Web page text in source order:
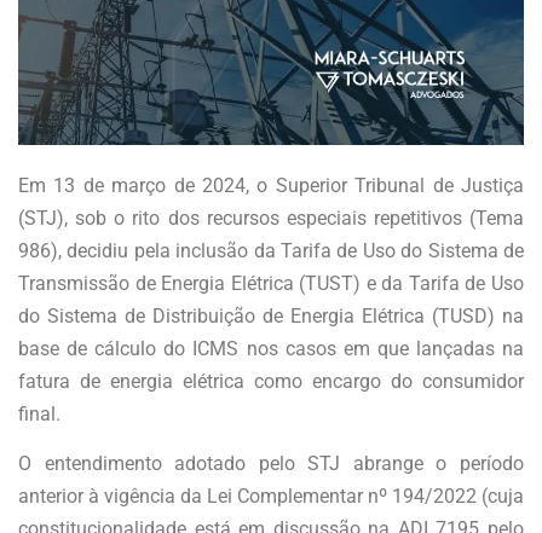
Em 13 de março de 2024, o Superior Tribunal de Justiça
(STJ), sob o rito dos recursos especiais repetitivos (Tema
986), decidiu pela inclusão da Tarifa de Uso do Sistema de
Transmissão de Energia Elétrica (TUST) e da Tarifa de Uso
do Sistema de Distribuição de Energia Elétrica (TUSD) na
base de cálculo do ICMS nos casos em que lançadas na
fatura de energia elétrica como encargo do consumidor
final.
O entendimento adotado pelo STJ abrange o período
anterior à vigência da Lei Complementar nº 194/2022 (cuja